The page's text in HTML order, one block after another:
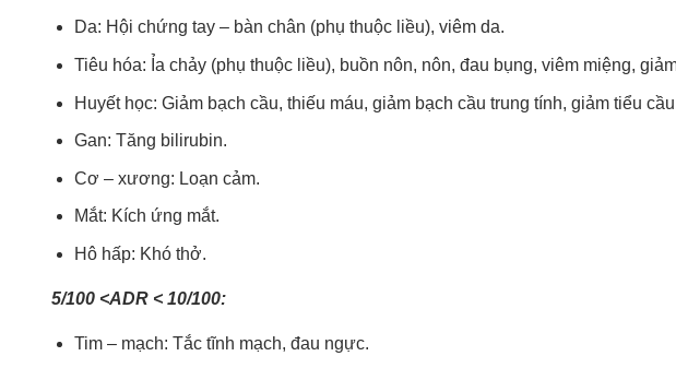
Da: Hội chứng tay – bàn chân (phụ thuộc liều), viêm da.
Tiêu hóa: Ỉa chảy (phụ thuộc liều), buồn nôn, nôn, đau bụng, viêm miệng,
Huyết học: Giảm bạch cầu, thiếu máu, giảm bạch cầu trung tính, giảm tiểu
Gan: Tăng bilirubin.
Cơ – xương: Loạn cảm.
Mắt: Kích ứng mắt.
Hô hấp: Khó thở.
5/100 <ADR < 10/100:
Tim – mạch: Tắc tĩnh mạch, đau ngực.